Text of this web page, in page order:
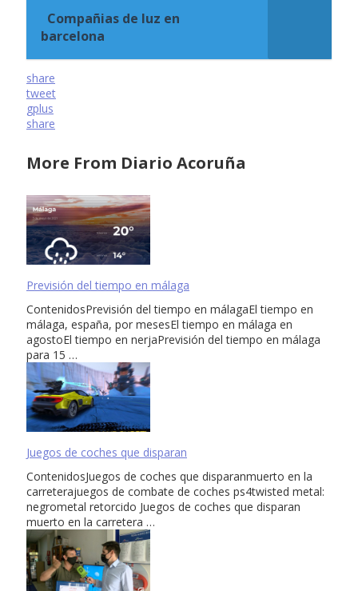
Compañias de luz en
barcelona
share
tweet
gplus
share
More From Diario Acoruña
Previsión del tiempo en málaga
ContenidosPrevisión del tiempo en málagaEl tiempo en
málaga, españa, por mesesEl tiempo en málaga en
agostoEl tiempo en nerjaPrevisión del tiempo en málaga
para 15 …
Juegos de coches que disparan
ContenidosJuegos de coches que disparanmuerto en la
carreterajuegos de combate de coches ps4twisted metal:
negrometal retorcido Juegos de coches que disparan
muerto en la carretera …